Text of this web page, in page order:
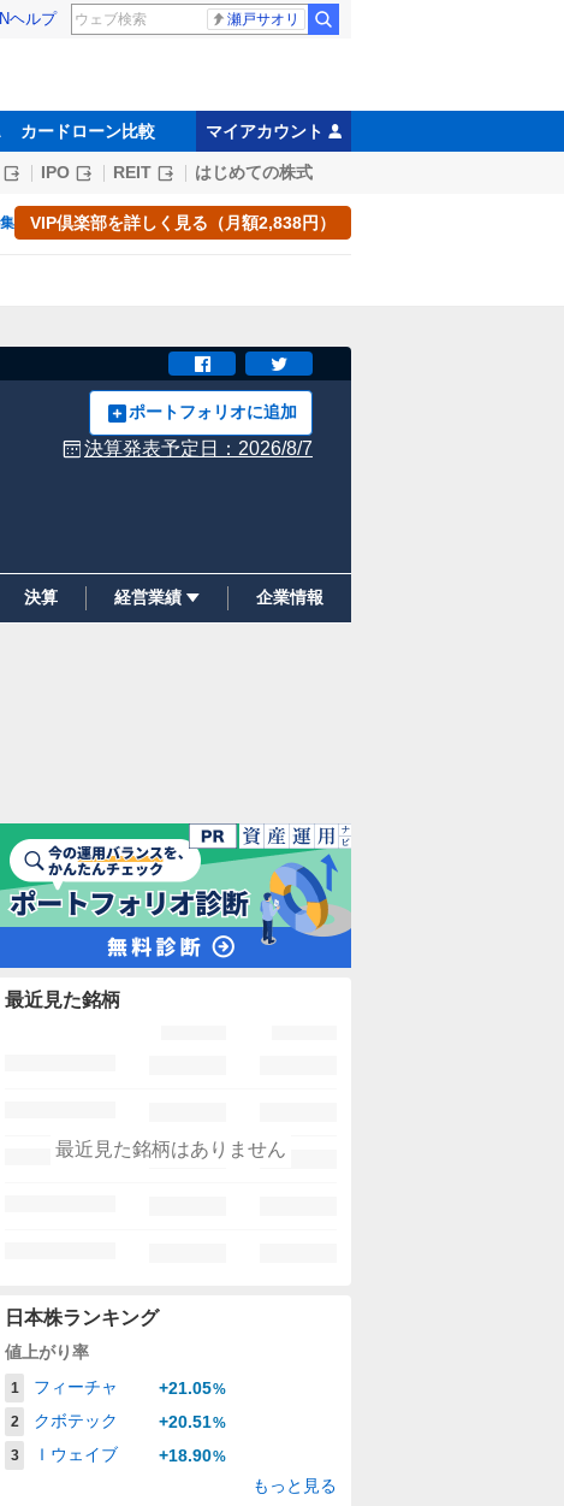
ヘルプ 瀬戸サオリ
カードローン比較 マイアカウント
IPO REIT はじめての株式
VIP倶楽部を詳しく見る（月額2,838円）
ポートフォリオに追加
決算発表予定日： 2026/8/7
決算 経営業績 企業情報
最近見た銘柄
最近見た銘柄はありません
日本株ランキング
値上がり率
1 フィーチャ +21.05%
2
クボテック +20.51%
3
Ｉウェイブ +18.90%
もっと見る